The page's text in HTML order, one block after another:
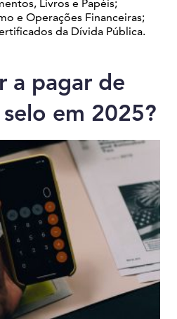
Livros e Papéis;
e Operações Financeiras;
da Dívida Pública.
a pagar de
em 2025?